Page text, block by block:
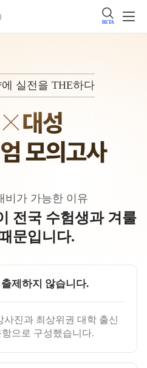
BETA
실전을 THE하다
비가 가능한 이유
전국 수험생과 겨룰
문입니다.
제하지 않습니다.
진과 최상위권 대학 출신
으로 구성했습니다.